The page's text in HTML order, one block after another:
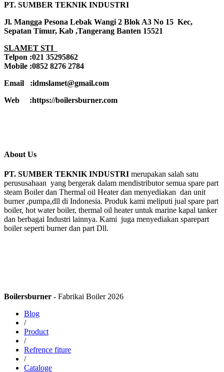
PT. SUMBER TEKNIK INDUSTRI
Jl. Mangga Pesona Lebak Wangi 2 Blok A3 No 15 Kec,
Sepatan Timur, Kab ,Tangerang Banten 15521
SLAMET STI
Telpon :021 35295862
Mobile :0852 8276 2784
Email :idmslamet@gmail.com
Web :https://boilersburner.com
About Us
PT. SUMBER TEKNIK INDUSTRI merupakan salah satu
perususahaan yang bergerak dalam mendistributor semua spare part
steam Boiler dan Thermal oil Heater dan menyediakan dan unit
burner ,pumpa,dll di Indonesia. Produk kami meliputi jual spare part
boiler, hot water boiler, thermal oil heater untuk marine kapal tanker
dan berbagai Industri lainnya. Kami juga menyediakan sparepart
boiler seperti burner dan part Dll.
Boilersburner - Fabrikai Boiler 2026
Blog
/
Product
/
Refrence fiture
/
Cataloge